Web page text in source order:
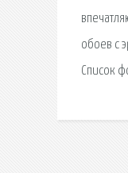
обоев с
Список